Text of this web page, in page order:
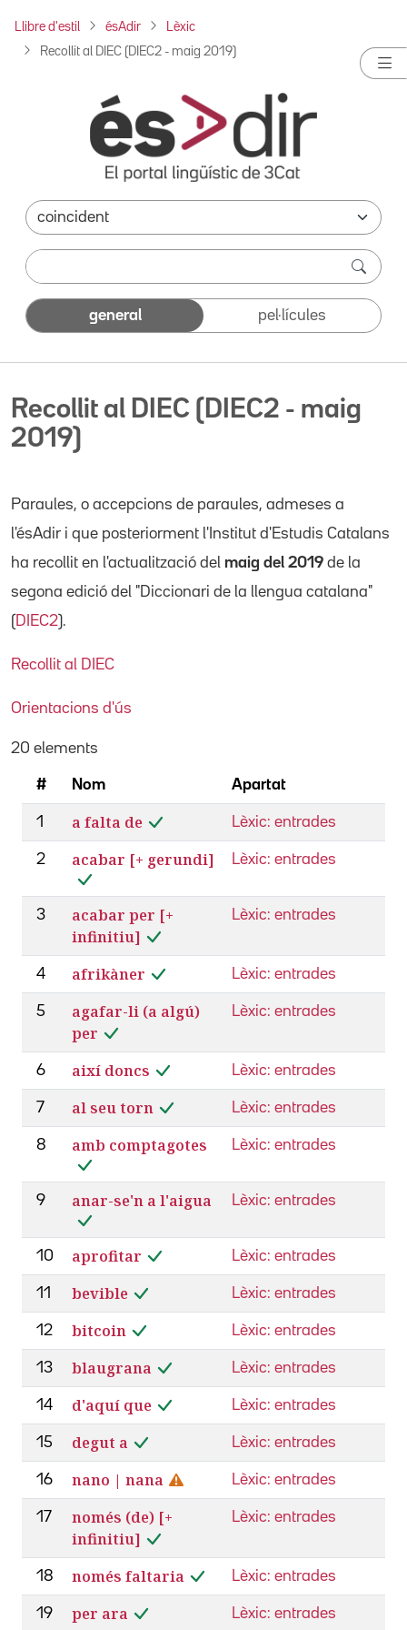
Llibre d'estil ésAdir Lèxic
Recollit al DIEC (DIEC2 - maig 2019)
general pel·lícules
Recollit al DIEC (DIEC2 - maig
2019)
Paraules, o accepcions de paraules, admeses a
l'ésAdir i que posteriorment l'Institut d'Estudis Catalans
ha recollit en l'actualització del maig del 2019 de la
segona edició del "Diccionari de la llengua catalana"
( DIEC2).
Recollit al DIEC
Orientacions d'ús
20 elements
# Nom Apartat
1 a falta de Lèxic: entrades
2 acabar [+ gerundi] Lèxic: entrades
3
acabar per [+
infinitiu]
Lèxic: entrades
4 afrikàner Lèxic: entrades
5
agafar-li (a algú)
per
Lèxic: entrades
6 així doncs Lèxic: entrades
7 al seu torn Lèxic: entrades
8 amb comptagotes Lèxic: entrades
9 anar-se'n a l'aigua Lèxic: entrades
10 aprofitar Lèxic: entrades
11 bevible Lèxic: entrades
12 bitcoin Lèxic: entrades
13 blaugrana Lèxic: entrades
14 d'aquí que Lèxic: entrades
15 degut a Lèxic: entrades
16 nano | nana Lèxic: entrades
17
només (de) [+
infinitiu]
Lèxic: entrades
18 només faltaria Lèxic: entrades
19 per ara Lèxic: entrades